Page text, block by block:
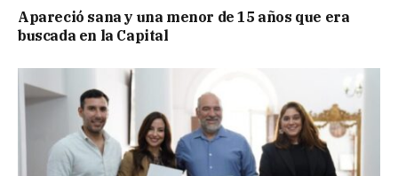
Apareció sana y una menor de 15 años que era
buscada en la Capital